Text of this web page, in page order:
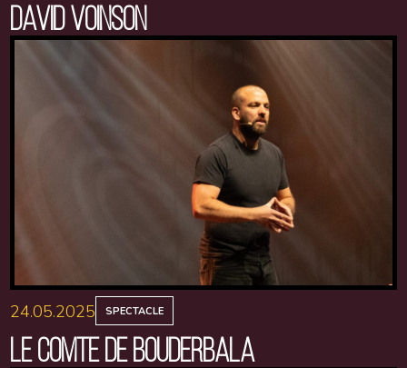
DAVID VOINSON
24.05.2025 SPECTACLE
LE COMTE DE BOUDERBALA